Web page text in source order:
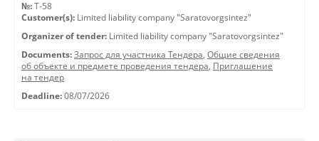
№: Т-58
Customer(s): Limited liability company "Saratovorgsintez"
Organizer of tender: Limited liability company "Saratovorgsintez"
Documents: Запрос для участника Тендера, Общие сведения
об объекте и предмете проведения тендера, Приглашение
на тендер
Deadline: 08/07/2026